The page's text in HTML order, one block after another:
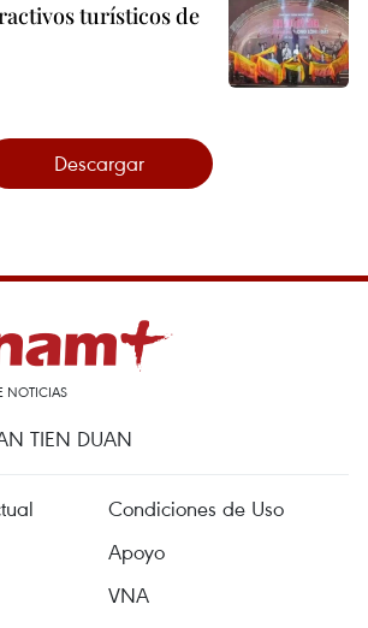
turísticos de
Descargar
NOTICIAS
TIEN DUAN
Condiciones de Uso
Apoyo
VNA